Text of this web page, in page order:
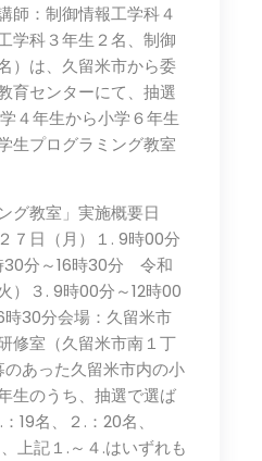
師：制御情報工学科４
学科３年生２名、制御
）は、久留米市から委
育センターにて、抽選
４年生から小学６年生
生プログラミング教室
グ教室」実施概要日
７日（月）１. 9時00分
30分～16時30分 令和
）３. 9時00分～12時00
時30分会場：久留米市
修室（久留米市南１丁
あった久留米市内の小
生のうち、抽選で選ば
名、２.：20名、
上記１.～４.はいずれも